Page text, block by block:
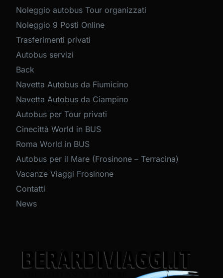
Noleggio autobus Tour organizzati
Noleggio 9 Posti Online
Trasferimenti privati
Autobus servizi
Back
Navetta Autobus da Fiumicino
Navetta Autobus da Ciampino
Autobus per Tour privati
Cinecittà World in BUS
Roma World in BUS
Autobus per il Mare (Frosinone – Terracina)
Vacanze Viaggi Frosinone
Contatti
News